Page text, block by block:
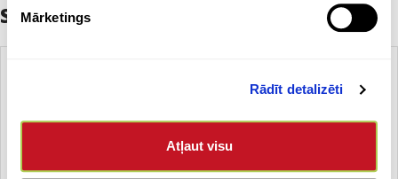
Mārketings
Rādīt detalizēti
Atļaut visu
Saistītie produkti